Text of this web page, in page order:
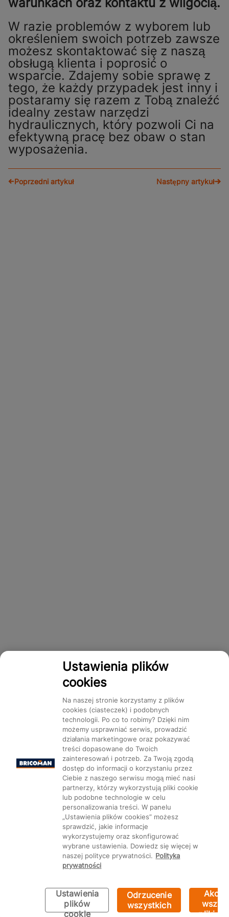
W razie problemów z wyborem lub
określeniem swoich potrzeb zawsze
możesz skontaktować się z naszą
obsługą klienta i poprosić o
wsparcie. Zdajemy sobie sprawę z
tego, że każdy przypadek jest inny i
postaramy się razem z Tobą znaleźć
idealny zestaw narzędzi
hydraulicznych, który pozwoli Ci na
efektywną pracę bez obaw o stan
wyposażenia.
Poprzedni artykuł Następny artykuł
Ustawienia plików
cookies
Na naszej stronie korzystamy z plików
cookies (ciasteczek) i podobnych
technologii. Po co to robimy? Dzięki nim
możemy usprawniać serwis, prowadzić
działania marketingowe oraz pokazywać
treści dopasowane do Twoich
zainteresowań i potrzeb. Za Twoją zgodą
dostęp do informacji o korzystaniu przez
Ciebie z naszego serwisu mogą mieć nasi
partnerzy, którzy wykorzystują pliki cookie
lub podobne technologie w celu
personalizowania treści. W panelu
„Ustawienia plików cookies” możesz
sprawdzić, jakie informacje
wykorzystujemy oraz skonfigurować
wybrane ustawienia. Dowiedz się więcej w
naszej polityce prywatności. Polityka
prywatności
Ustawienia
plików
cookie
Odrzucenie
wszystkich
pliki